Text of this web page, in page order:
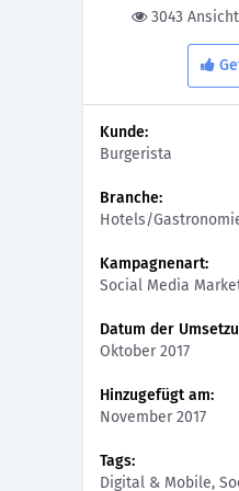
3043
Kunde:
Burgerista
Branche:
Hotels/
Kampagnenart:
Social Media
Datum der
Oktober 2017
Hinzugefügt am:
November 2017
Tags:
Digital & Mobile,